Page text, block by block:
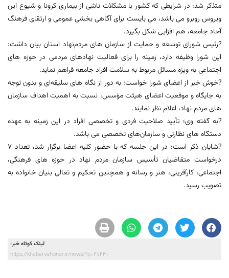
متذکر شد: در شرایطی که کشور با مشکلات ناشی از بیماری کرونا و شیوع این
ویروس روبرو می باشد، می بایست برای آگاهی بخشی عمومی و ارتقای فرهنگ
آحاد جامعه، هم افزایی شکل بگیرد.
?رئيس شورای توسعه و حمایت از سازمان‌ های مردم‌نهاد استان بیان داشت:
این شورا وظیفه دارد، زمینه را برای فعالیت نهادهای مردمی در حوزه های
اجتماعی به ویژه مسائل مربوط به سلامت افراد جامعه فراهم نماید.
?خوش خبر از اعضای شورا خواست؛ به دور از نگاه‌ های سلیقه‌ای و بدون توجه
به جایگاه و موقعیت اعضای هیئت مؤسس، نسبت به اهمیت اهداف سازمان
های مردم نهاد، اعلام نظر نمایند.
?به گفته وی؛ تأیید صلاحیت فردی و تخصصی افراد در این زمینه به عهده
دستگاه های نظارتی و سازمان‌های تخصصی می باشد.
?شایان ذکر است: در این جلسه که با حضور کلیه اعضا برگزار شد، تعداد ۷
درخواست متقاضیان تأسیس سازمان مردم نهاد در حوزه های فرهنگی،
اجتماعی، کارآفرینی، هنر و رسانه و همچنین تحکیم و تعالی بنیان خانواده به
تصویب رسید.
لینک کوتاه خبر:
https://khabarvahonar.ir/news/?p=47430